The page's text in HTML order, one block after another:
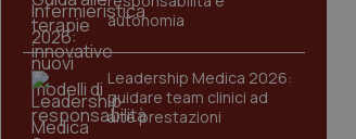
autonomia
Leadership Medica 2026:
guidare team clinici ad
alte prestazioni